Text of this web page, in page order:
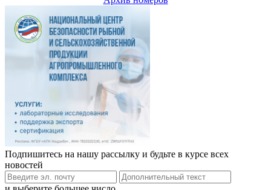
Подпишитесь на нашу рассылку и будьте в курсе всех
новостей